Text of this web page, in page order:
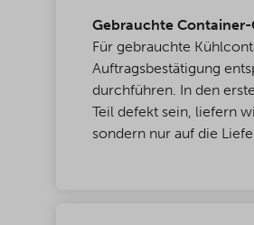
Gebrauchte
Für gebrauchte
Auftragsbestätigung
durchführen. In den
Teil defekt sein, liefern
sondern nur auf die